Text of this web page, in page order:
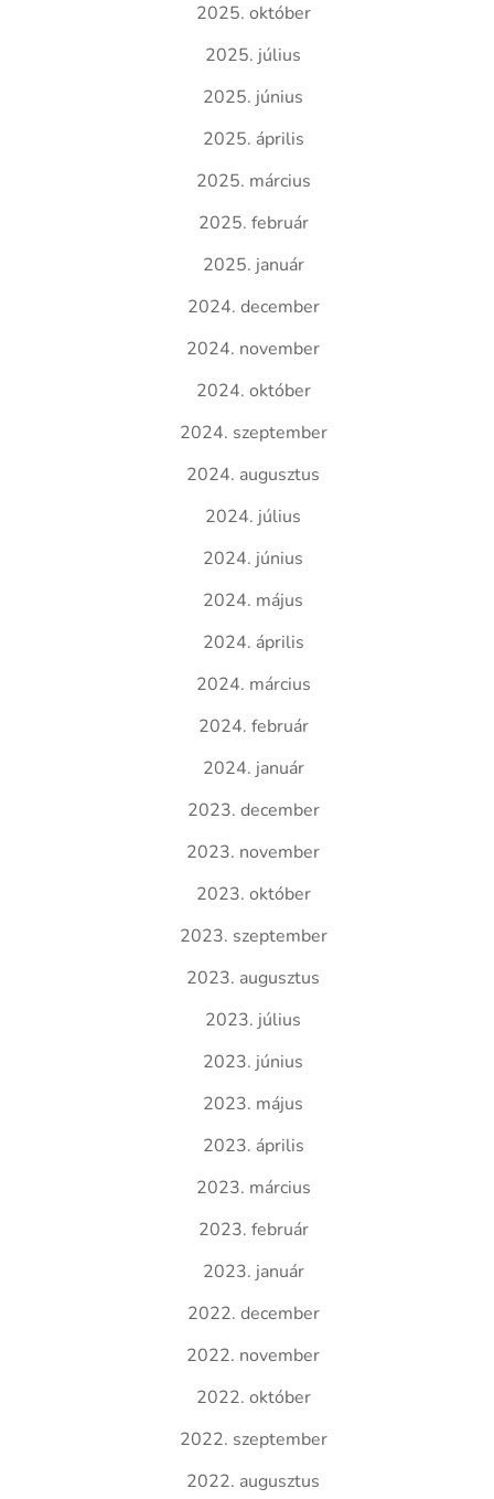
2025. október
2025. július
2025. június
2025. április
2025. március
2025. február
2025. január
2024. december
2024. november
2024. október
2024. szeptember
2024. augusztus
2024. július
2024. június
2024. május
2024. április
2024. március
2024. február
2024. január
2023. december
2023. november
2023. október
2023. szeptember
2023. augusztus
2023. július
2023. június
2023. május
2023. április
2023. március
2023. február
2023. január
2022. december
2022. november
2022. október
2022. szeptember
2022. augusztus